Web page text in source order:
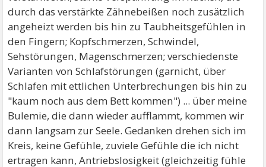
durch das verstärkte Zähnebeißen noch zusätzlich
angeheizt werden bis hin zu Taubheitsgefühlen in
den Fingern; Kopfschmerzen, Schwindel,
Sehstörungen, Magenschmerzen; verschiedenste
Varianten von Schlafstörungen (garnicht, über
Schlafen mit ettlichen Unterbrechungen bis hin zu
"kaum noch aus dem Bett kommen") ... über meine
Bulemie, die dann wieder aufflammt, kommen wir
dann langsam zur Seele. Gedanken drehen sich im
Kreis, keine Gefühle, zuviele Gefühle die ich nicht
ertragen kann, Antriebslosigkeit (gleichzeitig fühle